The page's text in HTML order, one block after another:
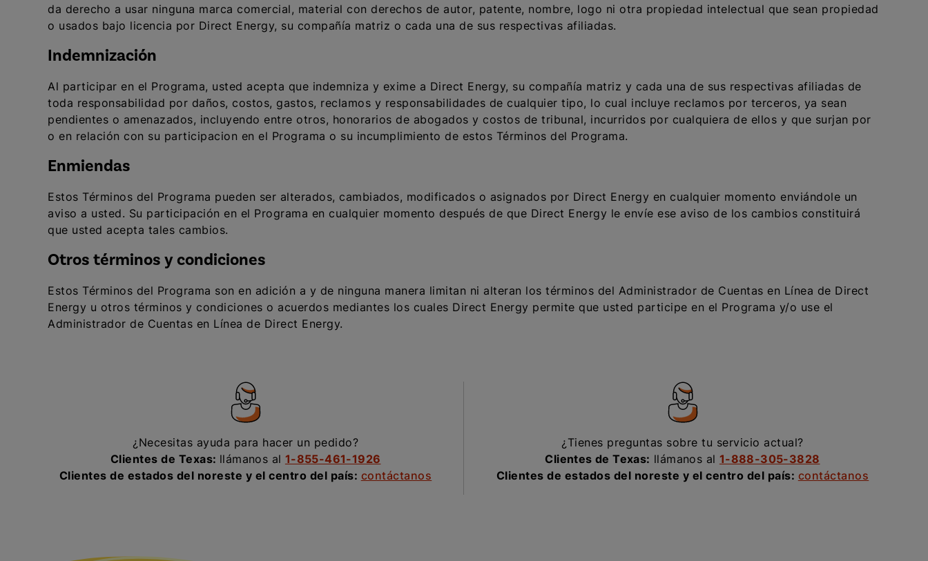
da derecho a usar ninguna marca comercial, material con derechos de autor, patente, nombre, logo ni otra propiedad intelectual que sean propiedad
o usados bajo licencia por Direct Energy, su compañía matriz o cada una de sus respectivas afiliadas.
Indemnización
Al participar en el Programa, usted acepta que indemniza y exime a Direct Energy, su compañía matriz y cada una de sus respectivas afiliadas de
toda responsabilidad por daños, costos, gastos, reclamos y responsabilidades de cualquier tipo, lo cual incluye reclamos por terceros, ya sean
pendientes o amenazados, incluyendo entre otros, honorarios de abogados y costos de tribunal, incurridos por cualquiera de ellos y que surjan por
o en relación con su participacion en el Programa o su incumplimiento de estos Términos del Programa.
Enmiendas
Estos Términos del Programa pueden ser alterados, cambiados, modificados o asignados por Direct Energy en cualquier momento enviándole un
aviso a usted. Su participación en el Programa en cualquier momento después de que Direct Energy le envíe ese aviso de los cambios constituirá
que usted acepta tales cambios.
Otros términos y condiciones
Estos Términos del Programa son en adición a y de ninguna manera limitan ni alteran los términos del Administrador de Cuentas en Línea de Direct
Energy u otros términos y condiciones o acuerdos mediantes los cuales Direct Energy permite que usted participe en el Programa y/o use el
Administrador de Cuentas en Línea de Direct Energy.
¿Necesitas ayuda para hacer un pedido?
Clientes de Texas: llámanos al 1-855-461-1926
Clientes de estados del noreste y el centro del país: contáctanos
¿Tienes preguntas sobre tu servicio actual?
Clientes de Texas: llámanos al 1-888-305-3828
Clientes de estados del noreste y el centro del país: contáctanos